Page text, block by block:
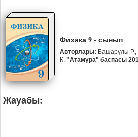
Физика 9 - сынып
Авторлары: Башарұлы
К. "Атамұра" баспасы
Жауабы: